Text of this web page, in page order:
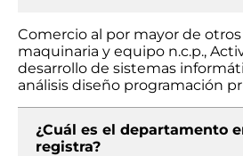
Comercio al por mayor de
maquinaria y equipo n.c.p.,
desarrollo de sistemas
análisis diseño programación
¿Cuál es el departamento
registra?